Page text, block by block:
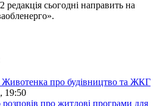
редакція сьогодні направить на
Животенка про будівництво та ЖКГ
19:50
про житлові програми для